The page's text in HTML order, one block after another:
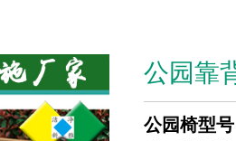
公园靠
公园椅型号